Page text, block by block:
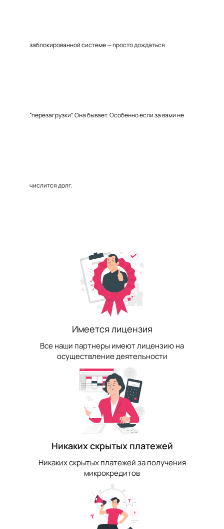
заблокированной системе — просто дождаться
“перезагрузки”. Она бывает. Особенно если за вами не
числится долг.
Имеется лицензия
Все наши партнеры имеют лицензию на
осуществление деятельности
Никаких скрытых платежей
Никаких скрытых платежей за получения
микрокредитов